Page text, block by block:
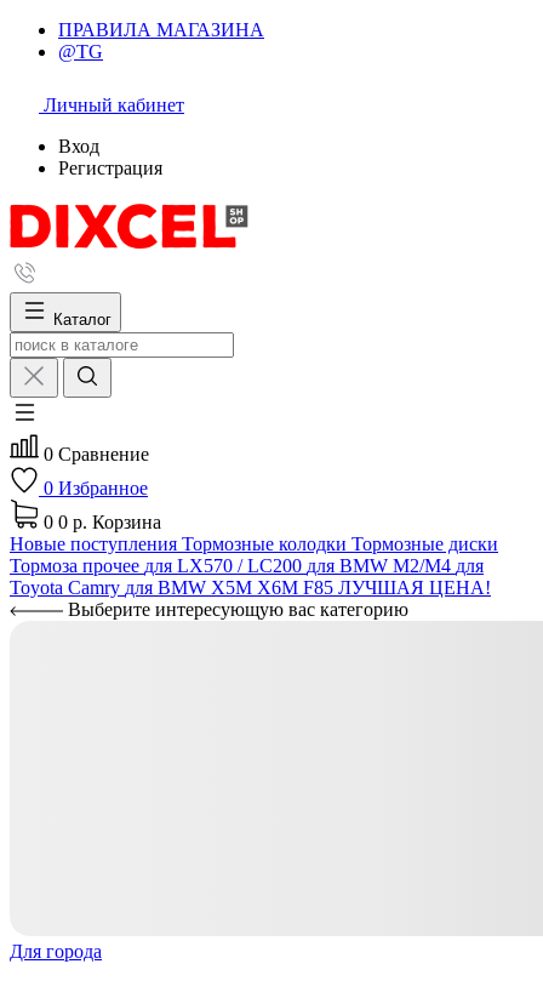
ПРАВИЛА МАГАЗИНА
@TG
Личный кабинет
Вход
Регистрация
Каталог
0 Сравнение
0 Избранное
0 0 р. Корзина
Новые поступления Тормозные колодки Тормозные диски
Тормоза прочее для LX570 / LC200 для BMW M2/M4 для
Toyota Camry для BMW X5M X6M F85 ЛУЧШАЯ ЦЕНА!
Выберите интересующую вас категорию
Для города